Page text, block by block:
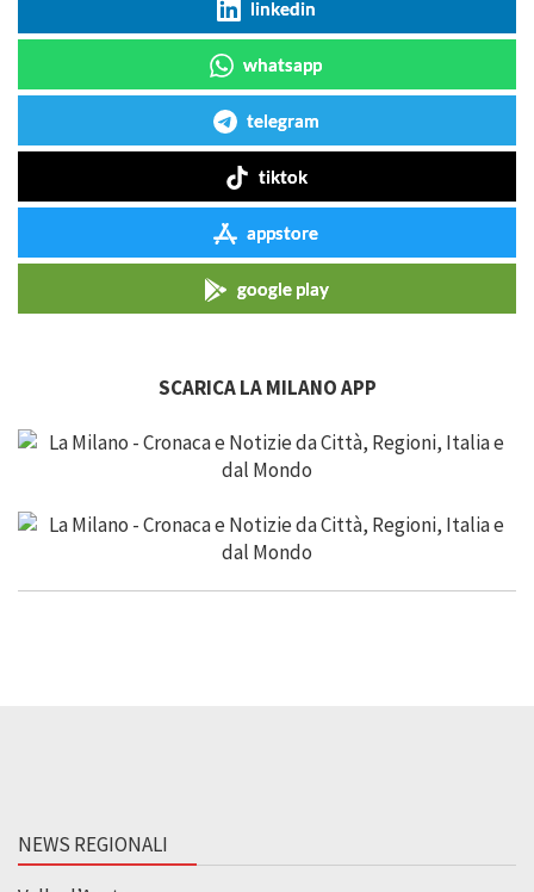
linkedin
whatsapp
telegram
tiktok
appstore
google play
SCARICA LA MILANO APP
NEWS REGIONALI